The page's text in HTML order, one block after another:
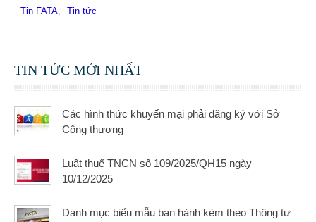
Tin FATA, Tin tức
TIN TỨC MỚI NHẤT
Các hình thức khuyến mại phải đăng ký với Sở
Công thương
Luật thuế TNCN số 109/2025/QH15 ngày
10/12/2025
Danh mục biểu mẫu ban hành kèm theo Thông tư